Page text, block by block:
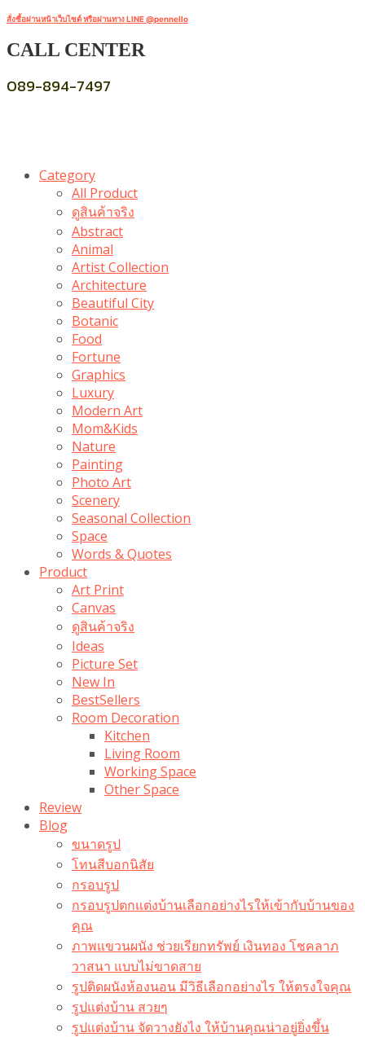
สั่งซื้อผ่านหน้าเว็บไซต์ หรือผ่านทาง LINE @pennello
CALL CENTER
089-894-7497
Category
All Product
ดูสินค้าจริง
Abstract
Animal
Artist Collection
Architecture
Beautiful City
Botanic
Food
Fortune
Graphics
Luxury
Modern Art
Mom&Kids
Nature
Painting
Photo Art
Scenery
Seasonal Collection
Space
Words & Quotes
Product
Art Print
Canvas
ดูสินค้าจริง
Ideas
Picture Set
New In
BestSellers
Room Decoration
Kitchen
Living Room
Working Space
Other Space
Review
Blog
ขนาดรูป
โทนสีบอกนิสัย
กรอบรูป
กรอบรูปตกแต่งบ้านเลือกอย่างไรให้เข้ากับบ้านของ
คุณ
ภาพแขวนผนัง ช่วยเรียกทรัพย์ เงินทอง โชคลาภ
วาสนา แบบไม่ขาดสาย
รูปติดผนังห้องนอน มีวิธีเลือกอย่างไร ให้ตรงใจคุณ
รูปแต่งบ้าน สวยๆ
รูปแต่งบ้าน จัดวางยังไง ให้บ้านคุณน่าอยู่ยิ่งขึ้น